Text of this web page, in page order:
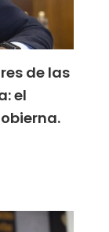
de las
el